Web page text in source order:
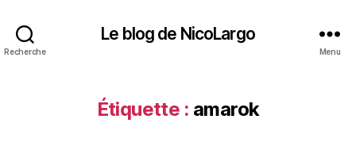
Recherche
Le blog de NicoLargo
Menu
Étiquette : amarok